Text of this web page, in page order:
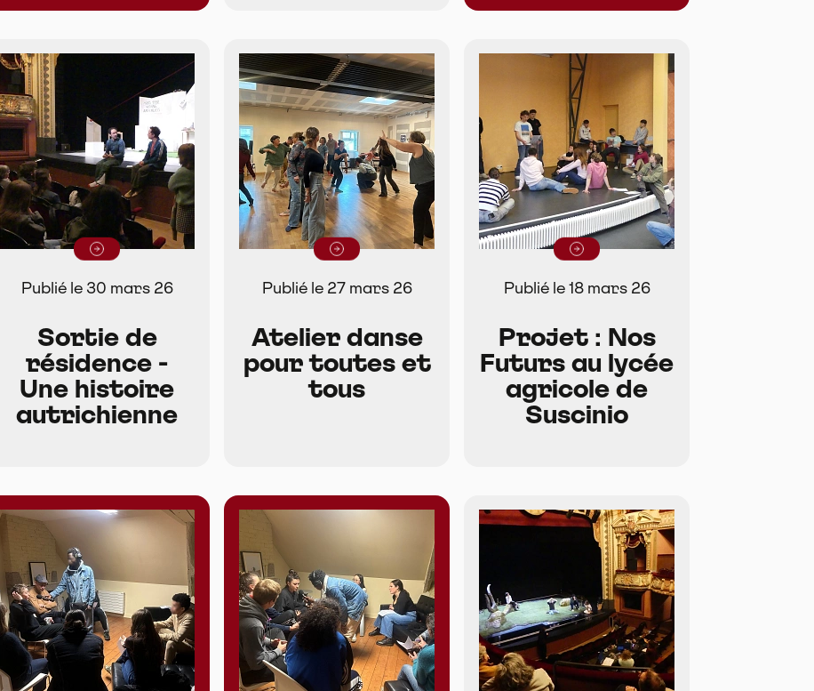
Lire la suite
Publié le 30 mars 26
Sortie de
résidence -
Une histoire
autrichienne
Lire la suite
Publié le 27 mars 26
Atelier danse
pour toutes et
tous
Lire la suite
Publié le 18 mars 26
Projet : Nos
Futurs au lycée
agricole de
Suscinio